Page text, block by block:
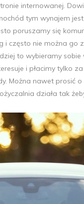
internowanej.
tym wynajem
poruszamy się
często nie można go
to wybieramy
i płacimy tylko
Można nawet prosić
działa tak